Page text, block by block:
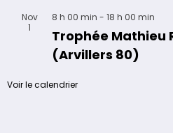
Nov
1
8 h 00 min - 18 h 00 min
Trophée Mathieu
(Arvillers 80)
Voir le calendrier